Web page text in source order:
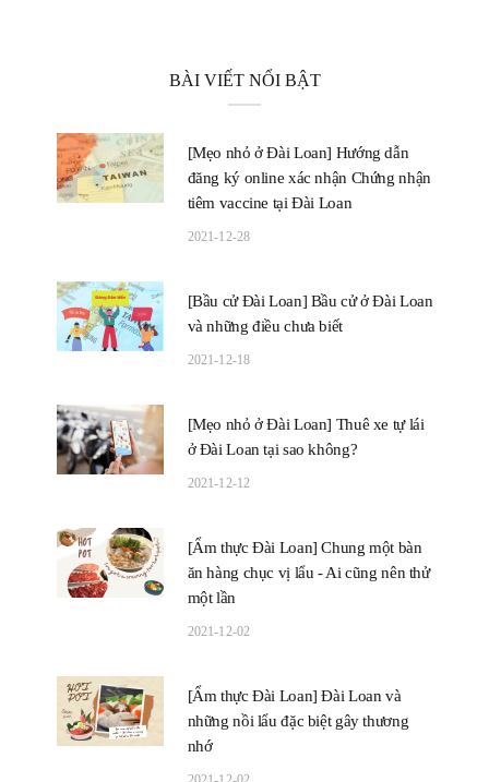
BÀI VIẾT NỔI BẬT
[Mẹo nhỏ ở Đài Loan] Hướng dẫn
đăng ký online xác nhận Chứng nhận
tiêm vaccine tại Đài Loan
2021-12-28
[Bầu cử Đài Loan] Bầu cử ở Đài Loan
và những điều chưa biết
2021-12-18
[Mẹo nhỏ ở Đài Loan] Thuê xe tự lái
ở Đài Loan tại sao không?
2021-12-12
[Ẩm thực Đài Loan] Chung một bàn
ăn hàng chục vị lẩu - Ai cũng nên thử
một lần
2021-12-02
[Ẩm thực Đài Loan] Đài Loan và
những nồi lẩu đặc biệt gây thương
nhớ